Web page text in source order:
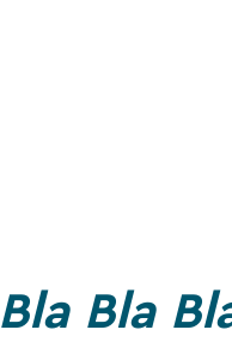
Bla Bla